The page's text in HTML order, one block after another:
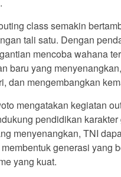
class semakin
tali satu. Dengan
mencoba wahana
baru yang
dan mengembangkan
mengatakan kegiatan
pendidikan
menyenangkan, TNI
generasi yang
yang kuat.